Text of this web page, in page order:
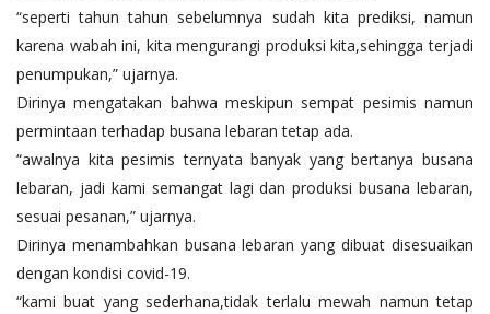
“seperti tahun tahun sebelumnya sudah kita prediksi, namun
karena wabah ini, kita mengurangi produksi kita,sehingga terjadi
penumpukan,” ujarnya.
Dirinya mengatakan bahwa meskipun sempat pesimis namun
permintaan terhadap busana lebaran tetap ada.
“awalnya kita pesimis ternyata banyak yang bertanya busana
lebaran, jadi kami semangat lagi dan produksi busana lebaran,
sesuai pesanan,” ujarnya.
Dirinya menambahkan busana lebaran yang dibuat disesuaikan
dengan kondisi covid-19.
“kami buat yang sederhana,tidak terlalu mewah namun tetap